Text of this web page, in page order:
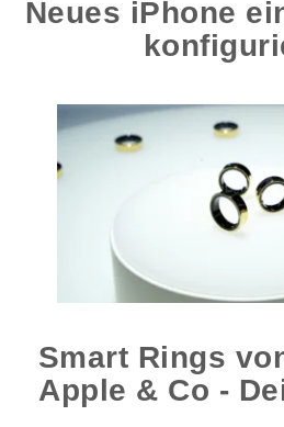
Neues iPhone
Smart Rings
Apple & Co -